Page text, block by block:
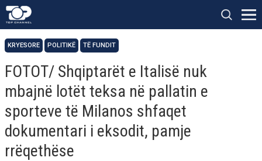
KRYESORE POLITIKË TË FUNDIT
FOTOT/ Shqiptarët e Italisë nuk
mbajnë lotët teksa në pallatin e
sporteve të Milanos shfaqet
dokumentari i eksodit, pamje
rrëqethëse